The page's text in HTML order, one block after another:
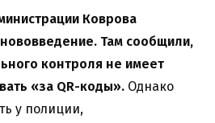
Коврова
Там сообщили,
контроля не имеет
«за QR-коды». Однако
у полиции,